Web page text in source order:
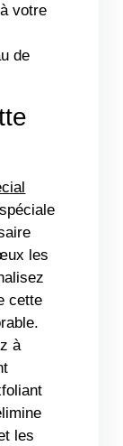
votre
de
les
cette
à
les